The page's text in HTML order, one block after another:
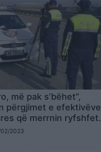
më pak s’bëhet”,
përgjimet e efektivëve
që merrnin ryfshfet
e pezulluara
2023